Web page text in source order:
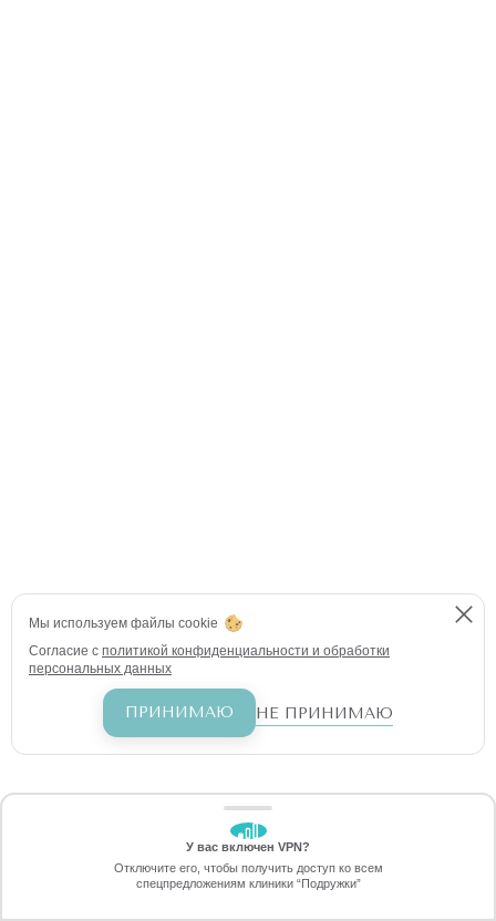
Позвоните
ЗАБЕРИТЕ СКИДКУ
2990 ₽
Мы используем файлы cookie
Согласие с политикой конфиденциальности и обработки
персональных данных
ПРИНИМАЮ НЕ ПРИНИМАЮ
У вас включен VPN?
Отключите его, чтобы получить доступ ко всем
спецпредложениям клиники “Подружки”